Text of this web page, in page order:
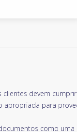
devem
apropriada para
como